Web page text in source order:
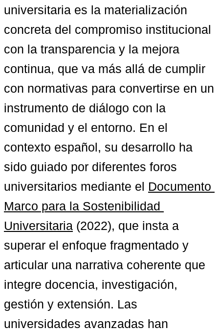
universitaria es la materialización
concreta del compromiso institucional
con la transparencia y la mejora
continua, que va más allá de cumplir
con normativas para convertirse en un
instrumento de diálogo con la
comunidad y el entorno. En el
contexto español, su desarrollo ha
sido guiado por diferentes foros
universitarios mediante el Documento
Marco para la Sostenibilidad
Universitaria (2022), que insta a
superar el enfoque fragmentado y
articular una narrativa coherente que
integre docencia, investigación,
gestión y extensión. Las
universidades avanzadas han